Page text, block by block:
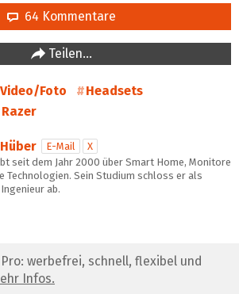
64 Kommentare
Teilen…
Foto
Headsets
Razer
E-Mail
X
seit dem Jahr 2000 über Smart Home, Monitore
Technologien. Sein Studium schloss er als
ab.
werbefrei, schnell, flexibel und
Infos.